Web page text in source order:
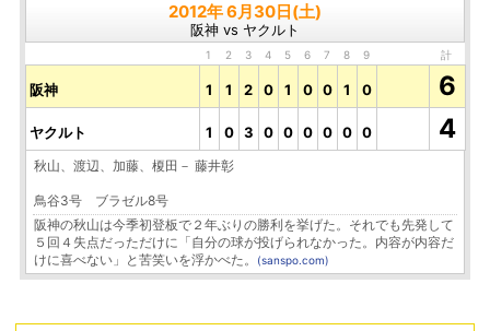
2012年 6月30日(土)
阪神 vs ヤクルト
1 2 3 4 5 6 7 8 9 計
阪神 1 1 2 0 1 0 0 1 0 6
ヤクルト 1 0 3 0 0 0 0 0 0 4
秋山、渡辺、加藤、榎田－ 藤井彰
鳥谷3号 ブラゼル8号
阪神の秋山は今季初登板で２年ぶりの勝利を挙げた。それでも先発して
５回４失点だっただけに「自分の球が投げられなかった。内容が内容だ
けに喜べない」と苦笑いを浮かべた。
(sanspo.com)